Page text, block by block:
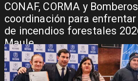
CONAF, CORMA y
coordinación para
de incendios forestales
Maule